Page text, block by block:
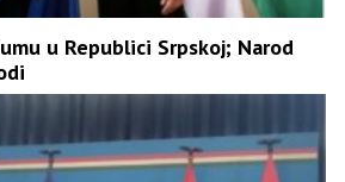
u Republici Srpskoj; Narod